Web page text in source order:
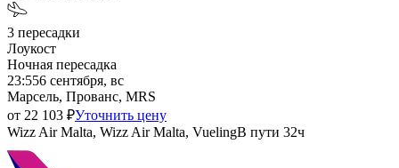
3 пересадки
Лоукост
Ночная пересадка
23:556 сентября, вс
Марсель, Прованс, MRS
от 22 103 ₽Уточнить цену
Wizz Air Malta, Wizz Air Malta, VuelingВ пути 32ч